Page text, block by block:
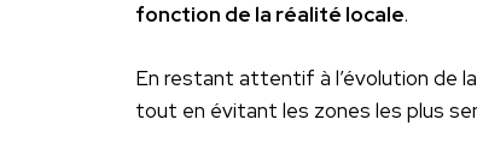
fonction de la réalité locale.
En restant attentif à l’évolution de
tout en évitant les zones les plus